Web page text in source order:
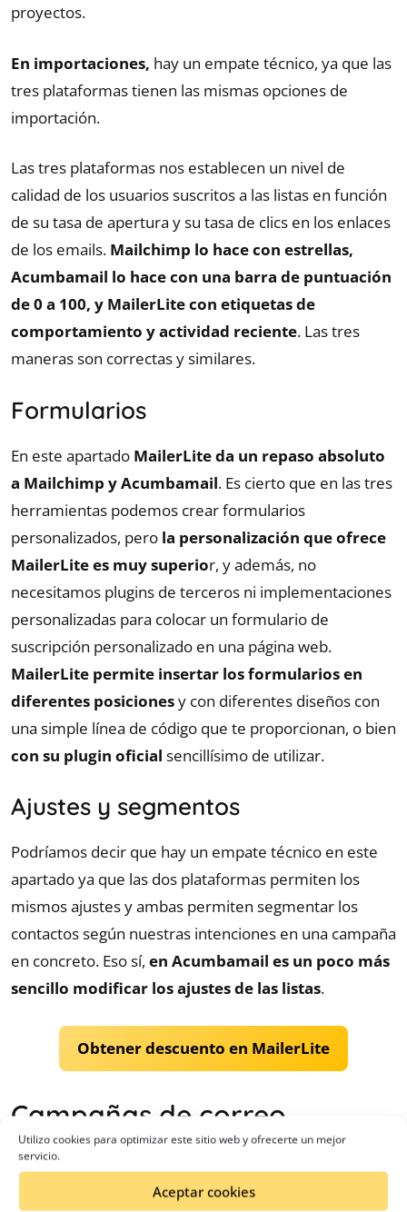
Utilizo cookies para optimizar este sitio web y ofrecerte un mejor
servicio.
Aceptar cookies
proyectos.
En importaciones, hay un empate técnico, ya que las
tres plataformas tienen las mismas opciones de
importación.
Las tres plataformas nos establecen un nivel de
calidad de los usuarios suscritos a las listas en función
de su tasa de apertura y su tasa de clics en los enlaces
de los emails. Mailchimp lo hace con estrellas,
Acumbamail lo hace con una barra de puntuación
de 0 a 100, y MailerLite con etiquetas de
comportamiento y actividad reciente. Las tres
maneras son correctas y similares.
Formularios
En este apartado MailerLite da un repaso absoluto
a Mailchimp y Acumbamail. Es cierto que en las tres
herramientas podemos crear formularios
personalizados, pero la personalización que ofrece
MailerLite es muy superior, y además, no
necesitamos plugins de terceros ni implementaciones
personalizadas para colocar un formulario de
suscripción personalizado en una página web.
MailerLite permite insertar los formularios en
diferentes posicionesy con diferentes diseños con
una simple línea de código que te proporcionan, o bien
con su plugin oficial sencillísimo de utilizar.
Ajustes y segmentos
Podríamos decir que hay un empate técnico en este
apartado ya que las dos plataformas permiten los
mismos ajustes y ambas permiten segmentar los
contactos según nuestras intenciones en una campaña
en concreto. Eso sí, en Acumbamail es un poco más
sencillo modificar los ajustes de las listas.
Obtener descuento en MailerLite
Campañas de correo
Durante su conversión a CRM,
añadiendo más opciones en sus tipos de